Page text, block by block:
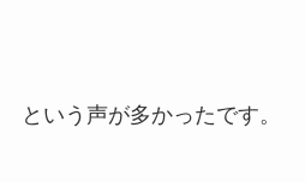
という声が多かったです。